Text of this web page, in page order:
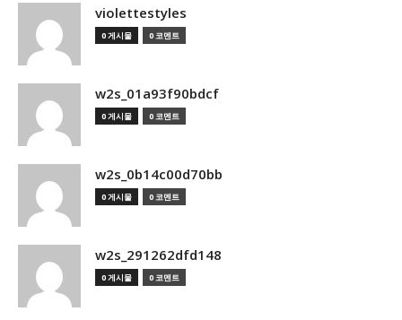
violettestyles
0 게시물 0 코멘트
w2s_01a93f90bdcf
0 게시물 0 코멘트
w2s_0b14c00d70bb
0 게시물 0 코멘트
w2s_291262dfd148
0 게시물 0 코멘트